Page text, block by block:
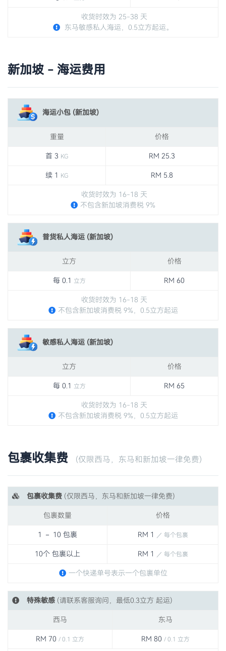
收货时效为 25-38 天
东马敏感私人海运，0.5立方起运。
新加坡 - 海运费用
海运小包 (新加坡)
重量 价格
首 3 KG RM 25.3
续 1 KG RM 5.8
收货时效为 16-18 天
不包含新加坡消费税 9%
普货私人海运 (新加坡)
立方 价格
每 0.1 立方 RM 60
收货时效为 16-18 天
不包含新加坡消费税 9%，0.5立方起运
敏感私人海运 (新加坡)
立方 价格
每 0.1 立方 RM 65
收货时效为 16-18 天
不包含新加坡消费税 9%，0.5立方起运
包裹收集费 (仅限西马，东马和新加坡一律免费)
包裹收集费 (仅限西马，东马和新加坡一律免费)
包裹数量 价格
1 － 10 包裹 RM 1 ／ 每个包裹
10个 包裹以上 RM 1 ／ 每个包裹
一个快递单号表示一个包裹单位
特殊敏感 (请联系客服询问，最低0.3立方 起运)
西马 东马
RM 70 / 0.1 立方 RM 80 / 0.1 立方